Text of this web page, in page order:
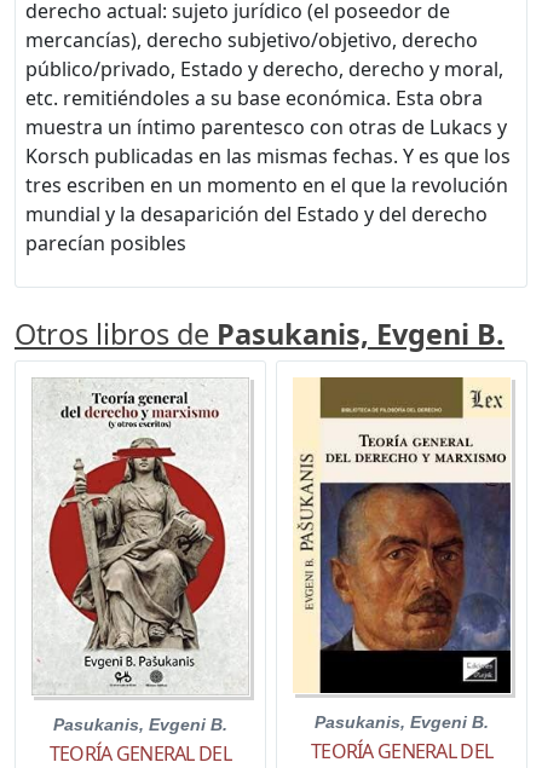
derecho actual: sujeto jurídico (el poseedor de
mercancías), derecho subjetivo/objetivo, derecho
público/privado, Estado y derecho, derecho y moral,
etc. remitiéndoles a su base económica. Esta obra
muestra un íntimo parentesco con otras de Lukacs y
Korsch publicadas en las mismas fechas. Y es que los
tres escriben en un momento en el que la revolución
mundial y la desaparición del Estado y del derecho
parecían posibles
Otros libros de Pasukanis, Evgeni B.
Pasukanis, Evgeni B.
TEORÍA GENERAL DEL
Pasukanis, Evgeni B.
TEORÍA GENERAL DEL